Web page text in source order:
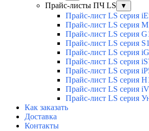
Прайс-листы ПЧ LS ▼
Прайс-лист LS серия
Прайс-лист LS серия
Прайс-лист LS серия
Прайс-лист LS серия
Прайс-лист LS серия
Прайс-лист LS серия
Прайс-лист LS серия
Прайс-лист LS серия
Прайс-лист LS серия
Прайс-лист LS серия
Как заказать
Доставка
Контакты